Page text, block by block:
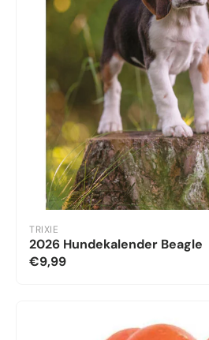
TRIXIE
2026 Hundekalender Beagle
€9,99